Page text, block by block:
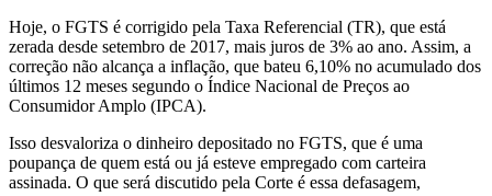
Hoje, o FGTS é corrigido pela Taxa Referencial (TR), que está
zerada desde setembro de 2017, mais juros de 3% ao ano. Assim, a
correção não alcança a inflação, que bateu 6,10% no acumulado dos
últimos 12 meses segundo o Índice Nacional de Preços ao
Consumidor Amplo (IPCA).
Isso desvaloriza o dinheiro depositado no FGTS, que é uma
poupança de quem está ou já esteve empregado com carteira
assinada. O que será discutido pela Corte é essa defasagem,